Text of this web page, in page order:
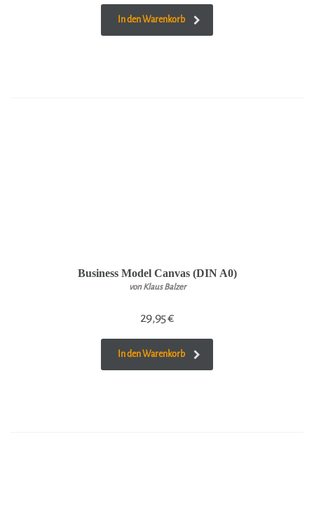
In den Warenkorb
Business Model Canvas (DIN A0)
von Klaus Balzer
29,95€
In den Warenkorb